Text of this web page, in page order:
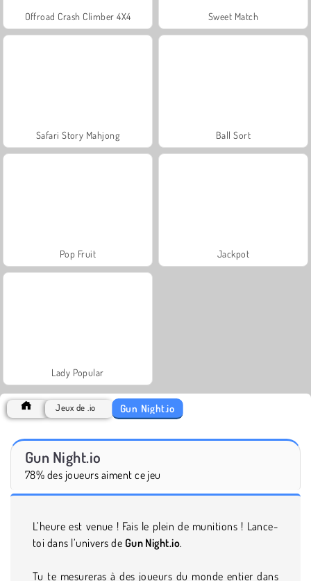
Offroad Crash Climber 4X4 Sweet Match
Safari Story Mahjong Ball Sort
Pop Fruit Jackpot
Lady Popular
Jeux de .io Gun Night.io
Gun Night.io
78% des joueurs aiment ce jeu
L’heure est venue ! Fais le plein de munitions ! Lance-
toi dans l’univers de Gun Night.io.
Tu te mesureras à des joueurs du monde entier dans